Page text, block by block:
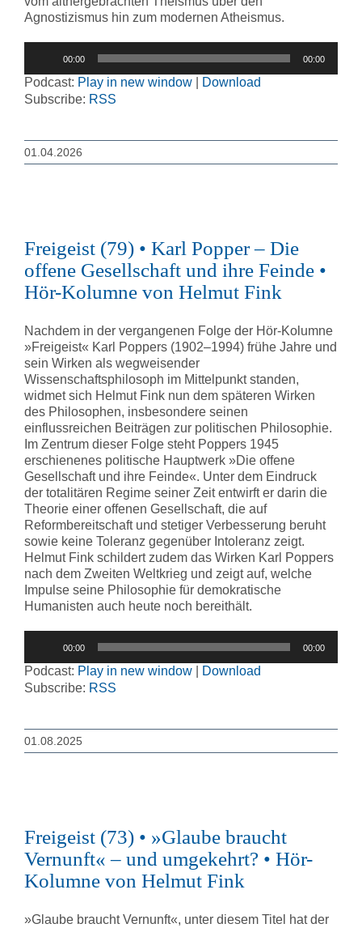
Agnostizismus hin zum modernen Atheismus.
00:00 00:00
Podcast: Play in new window
Download
Subscribe: RSS
01.04.2026
Freigeist (79) • Karl Popper – Die
offene Gesellschaft und ihre Feinde •
Hör-Kolumne von Helmut Fink
Nachdem in der vergangenen Folge der Hör-Kolumne
»Freigeist« Karl Poppers (1902–1994) frühe Jahre und
sein Wirken als wegweisender
Wissenschaftsphilosoph im Mittelpunkt standen,
widmet sich Helmut Fink nun dem späteren Wirken
des Philosophen, insbesondere seinen
einflussreichen Beiträgen zur politischen Philosophie.
Im Zentrum dieser Folge steht Poppers 1945
erschienenes politische Hauptwerk »Die offene
Gesellschaft und ihre Feinde«. Unter dem Eindruck
der totalitären Regime seiner Zeit entwirft er darin die
Theorie einer offenen Gesellschaft, die auf
Reformbereitschaft und stetiger Verbesserung beruht
sowie keine Toleranz gegenüber Intoleranz zeigt.
Helmut Fink schildert zudem das Wirken Karl Poppers
nach dem Zweiten Weltkrieg und zeigt auf, welche
Impulse seine Philosophie für demokratische
Humanisten auch heute noch bereithält.
00:00 00:00
Podcast: Play in new window
Download
Subscribe: RSS
01.08.2025
Freigeist (73) • »Glaube braucht
Vernunft« – und umgekehrt? • Hör-
Kolumne von Helmut Fink
»Glaube braucht Vernunft«, unter diesem Titel hat der